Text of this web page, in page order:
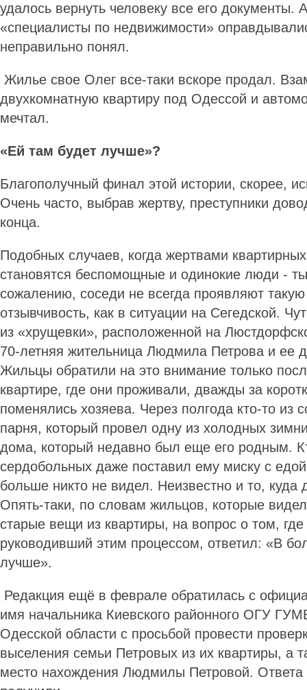
удалось вернуть человеку все его документы.
«специалисты по недвижимости»
неправильно понял.
Жилье свое Олег все-таки вскоре продал.
двухкомнатную квартиру под Одессой и
мечтал.
«Ей там будет лучше»?
Благополучный финал этой истории, скорее,
Очень часто, выбрав жертву, преступники
конца.
Подобных случаев, когда жертвами
становятся беспомощные и одинокие люди -
сожалению, соседи не всегда проявляют такую
отзывчивость, как в ситуации на Сегедской.
из «хрущевки», расположенной на
70-летняя жительница Людмила Петрова и ее
Жильцы обратили на это внимание только
квартире, где они проживали, дважды за
поменялись хозяева. Через полгода кто-то из
парня, который провел одну из холодных
дома, который недавно был еще его родным.
сердобольных даже поставил ему миску с
больше никто не видел. Неизвестно и то, куда
Опять-таки, по словам жильцов, которые
старые вещи из квартиры, на вопрос о том,
руководивший этим процессом, ответил: «В
лучше».
Редакция ещё в феврале обратилась с
имя начальника Киевского районного ОГУ
Одесской области с просьбой провести
выселения семьи Петровых из их квартиры, а
место нахождения Людмилы Петровой. Ответа